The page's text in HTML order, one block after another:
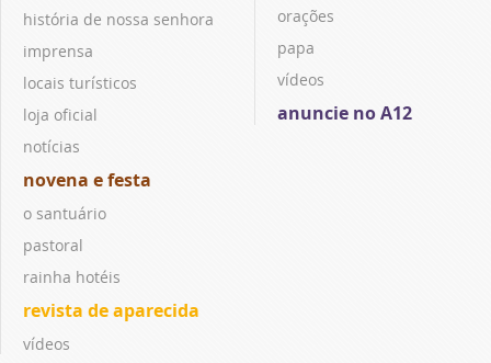
história de nossa senhora
imprensa
locais turísticos
loja oficial
notícias
novena e festa
o santuário
pastoral
rainha hotéis
revista de aparecida
vídeos
orações
papa
vídeos
anuncie no A12